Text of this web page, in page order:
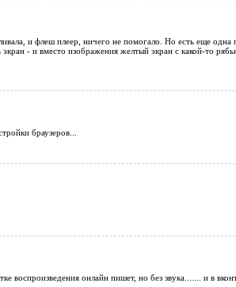
и флеш плеер, ничего не помогало. Но есть еще одна
экран - и вместо изображения желтый экран с какой-то
браузеров...
онлайн пишет, но без звука....... и в